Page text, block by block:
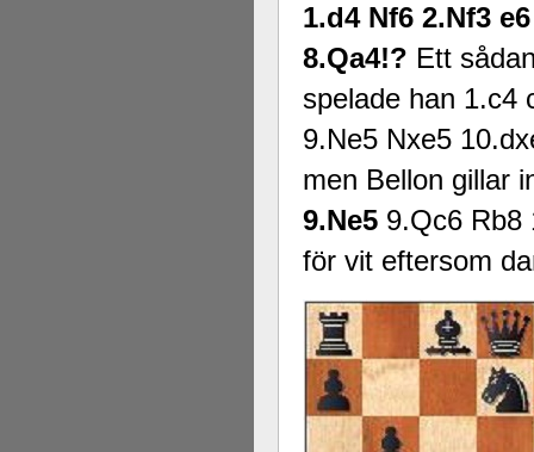
1.d4 Nf6 2.Nf3
8.Qa4!? Ett
spelade han 1.c4
9.Ne5 Nxe5
men Bellon gillar
9.Ne5 9.Qc6 Rb8
för vit eftersom